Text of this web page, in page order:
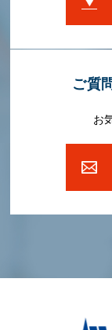
ご質
お